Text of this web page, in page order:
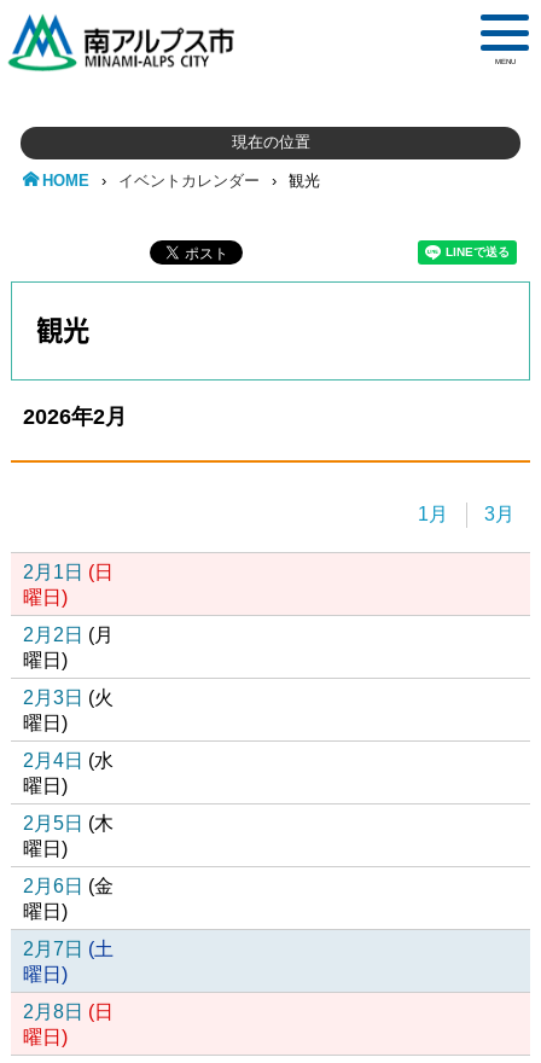
MENU
現在の位置
HOME › イベントカレンダー › 観光
観光
2026年2月
1月 3月
2月1日 (日
曜日 )
2月2日 (月
曜日 )
2月3日 (火
曜日 )
2月4日 (水
曜日 )
2月5日 (木
曜日 )
2月6日 (金
曜日 )
2月7日 (土
曜日 )
2月8日 (日
曜日 )